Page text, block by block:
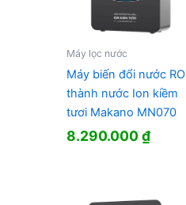
Máy lọc nước
Máy biến đổi nước RO
thành nước Ion kiềm
tươi Makano MN070
8.290.000₫